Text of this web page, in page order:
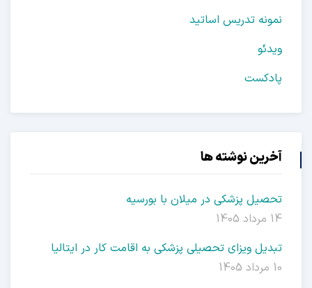
نمونه تدریس اساتید
ویدئو
پادکست
آخرین نوشته ها
تحصیل پزشکی در میلان با بورسیه
تبدیل ویزای تحصیلی پزشکی به اقامت کار در ایتالیا